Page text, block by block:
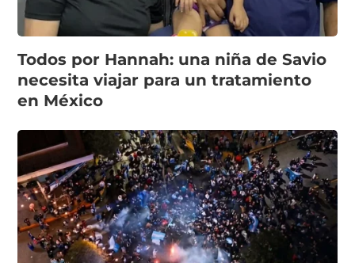
Todos por Hannah: una niña de Savio
necesita viajar para un tratamiento
en México